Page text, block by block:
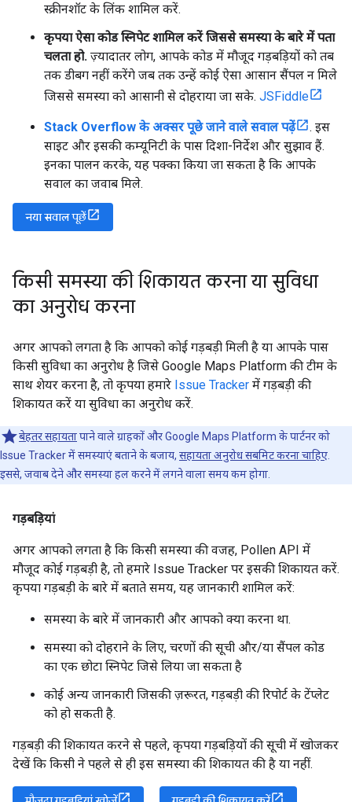
स्क्रीनशॉट के लिंक शामिल करें.
कृपया ऐसा कोड स्निपेट शामिल करें जिससे समस्या के बारे में पता
चलता हो. ज़्यादातर लोग, आपके कोड में मौजूद गड़बड़ियों को तब
तक डीबग नहीं करेंगे जब तक उन्हें कोई ऐसा आसान सैंपल न मिले
जिससे समस्या को आसानी से दोहराया जा सके. JSFiddle
Stack Overflow के अक्सर पूछे जाने वाले सवाल पढ़ें
. इस
साइट और इसकी कम्यूनिटी के पास दिशा-निर्देश और सुझाव हैं.
इनका पालन करके, यह पक्का किया जा सकता है कि आपके
सवाल का जवाब मिले.
नया सवाल पूछें
किसी समस्या की शिकायत करना या सुविधा
का अनुरोध करना
अगर आपको लगता है कि आपको कोई गड़बड़ी मिली है या आपके पास
किसी सुविधा का अनुरोध है जिसे Google Maps Platform की टीम के
साथ शेयर करना है, तो कृपया हमारे Issue Tracker में गड़बड़ी की
शिकायत करें या सुविधा का अनुरोध करें.
बेहतर सहायतापाने वाले ग्राहकों और Google Maps Platform के पार्टनर को
Issue Tracker में समस्याएं बताने के बजाय, सहायता अनुरोध सबमिट करना चाहिए
इससे, जवाब देने और समस्या हल करने में लगने वाला समय कम होगा.
गड़बड़ियां
अगर आपको लगता है कि किसी समस्या की वजह, Pollen API में
मौजूद कोई गड़बड़ी है, तो हमारे Issue Tracker पर इसकी शिकायत करें.
कृपया गड़बड़ी के बारे में बताते समय, यह जानकारी शामिल करें:
समस्या के बारे में जानकारी और आपको क्या करना था.
समस्या को दोहराने के लिए, चरणों की सूची और/या सैंपल कोड
का एक छोटा स्निपेट जिसे लिया जा सकता है
कोई अन्य जानकारी जिसकी ज़रूरत, गड़बड़ी की रिपोर्ट के टेंप्लेट
को हो सकती है.
गड़बड़ी की शिकायत करने से पहले, कृपया गड़बड़ियों की सूची में खोजकर
देखें कि किसी ने पहले से ही इस समस्या की शिकायत की है या नहीं.